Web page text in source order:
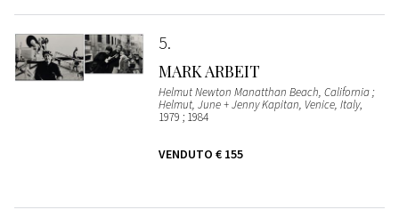
5
MARK ARBEIT
Helmut Newton Manatthan Beach, California ;
Helmut, June + Jenny Kapitan, Venice, Italy,
1979 ; 1984
VENDUTO € 155